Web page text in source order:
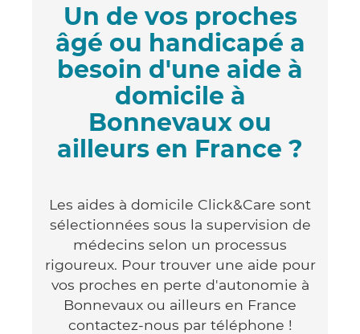
Un de vos proches
âgé ou handicapé a
besoin d'une aide à
domicile à
Bonnevaux ou
ailleurs en France ?
Les aides à domicile Click&Care sont
sélectionnées sous la supervision de
médecins selon un processus
rigoureux. Pour trouver une aide pour
vos proches en perte d'autonomie à
Bonnevaux ou ailleurs en France
contactez-nous par téléphone !